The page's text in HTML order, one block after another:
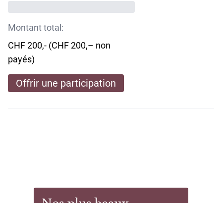
Montant total:
CHF 200,- (CHF 200,– non
payés)
Offrir une participation